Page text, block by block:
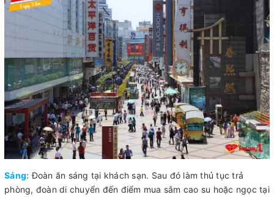
Sáng: Đoàn ăn sáng tại khách sạn. Sau đó làm thủ tục trả
phòng, đoàn di chuyển đến điểm mua sắm cao su hoặc ngọc tại